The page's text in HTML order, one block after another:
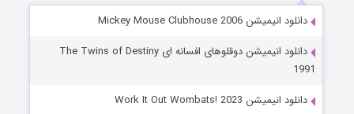
دانلود انیمیشن Mickey Mouse Clubhouse 2006
دانلود انیمیشن دوقلوهای افسانه ای The Twins of Destiny
1991
دانلود انیمیشن Work It Out Wombats! 2023